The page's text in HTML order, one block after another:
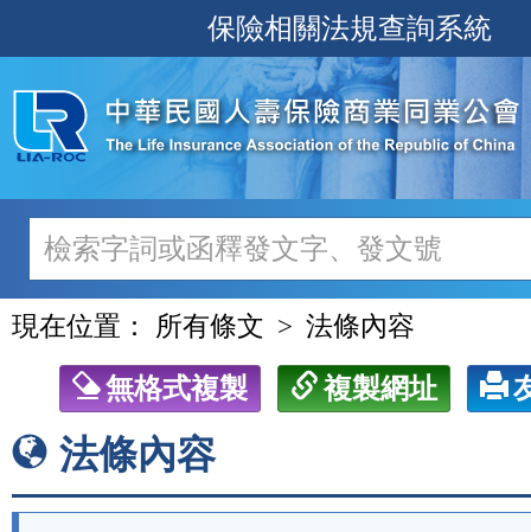
至
主
內
容
保險相關法規查詢系統
現在位置： 所有條文 法條內容
無格式複製 複製網址
法條內容